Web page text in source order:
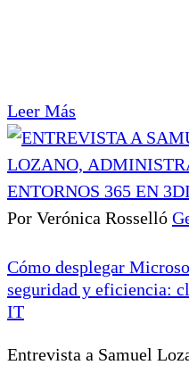
Leer Más
Por Verónica Rosselló
Cómo desplegar
seguridad y eficiencia:
IT
Entrevista a Samuel